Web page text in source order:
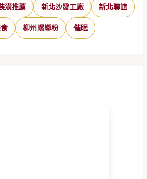
潢推薦 新北沙發工廠 新北聯誼
柳州螺螄粉 催眠